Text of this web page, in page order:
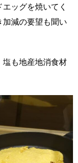
ッグを焼いてく
減の要望も聞い
塩も地産地消食材